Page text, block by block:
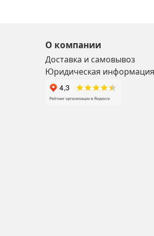
О компании
Доставка и самовывоз
Юридическая информация